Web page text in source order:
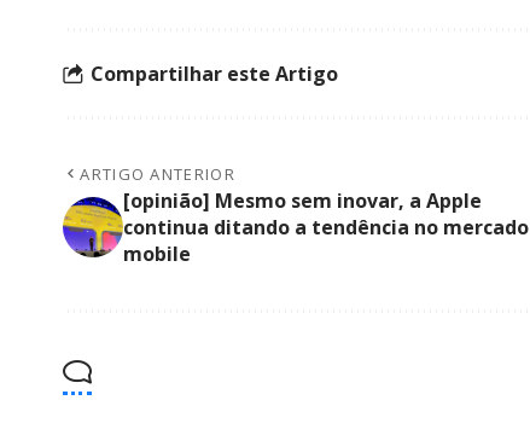
Compartilhar este Artigo
ARTIGO ANTERIOR
[opinião] Mesmo sem inovar, a Apple
continua ditando a tendência no mercado
mobile